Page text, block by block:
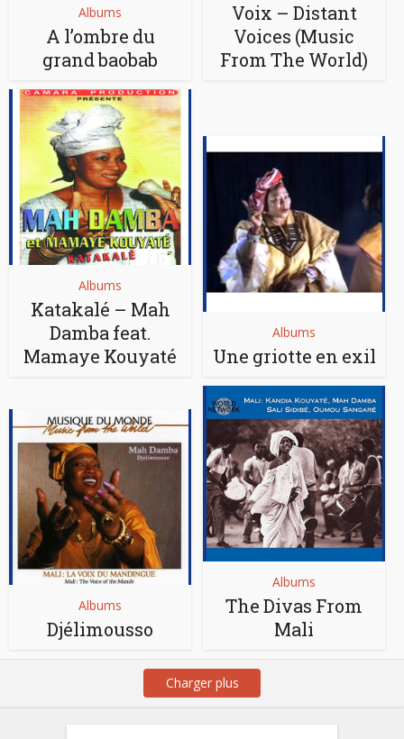
Albums
A l’ombre du
grand baobab
Voix – Distant
Voices (Music
From The World)
Albums
Katakalé – Mah
Damba feat.
Mamaye Kouyaté
Albums
Une griotte en exil
Albums
Djélimousso
Albums
The Divas From
Mali
Charger plus